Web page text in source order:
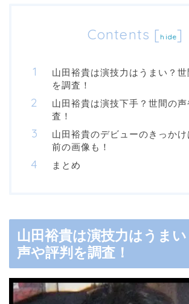
Contents [ hide]
山田裕貴は演技力はうまい？
を調査！
山田裕貴は演技下手？世間の
査！
山田裕貴のデビューのきっか
前の画像も！
まとめ
山田裕貴は演技力はうま
声や評判を調査！